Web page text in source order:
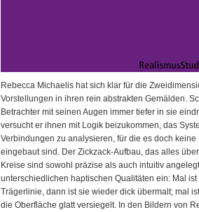
Rebecca Michaelis hat sich klar für die
Vorstellungen in ihren rein abstrakten Gemälden.
Betrachter mit seinen Augen immer tiefer in sie
versucht er ihnen mit Logik beizukommen, das
Verbindungen zu analysieren, für die es doch
eingebaut sind. Der Zickzack-Aufbau, das alles
Kreise sind sowohl präzise als auch intuitiv
unterschiedlichen haptischen Qualitäten ein: Mal
Trägerlinie, dann ist sie wieder dick übermalt; mal
die Oberfläche glatt versiegelt. In den Bildern von